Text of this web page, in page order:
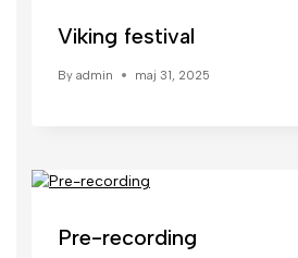
Viking festival
By admin maj 31, 2025
Pre-recording